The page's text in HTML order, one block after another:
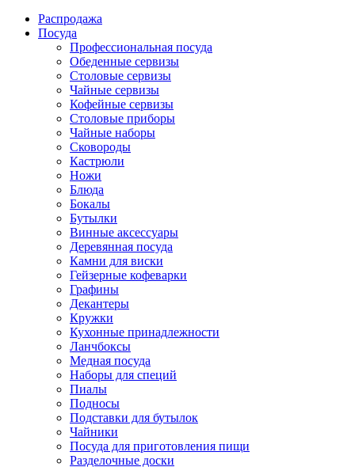
Распродажа
Посуда
Профессиональная посуда
Обеденные сервизы
Столовые сервизы
Чайные сервизы
Кофейные сервизы
Столовые приборы
Чайные наборы
Сковороды
Кастрюли
Ножи
Блюда
Бокалы
Бутылки
Винные аксессуары
Деревянная посуда
Камни для виски
Гейзерные кофеварки
Графины
Декантеры
Кружки
Кухонные принадлежности
Ланчбоксы
Медная посуда
Наборы для специй
Пиалы
Подносы
Подставки для бутылок
Чайники
Посуда для приготовления пищи
Разделочные доски